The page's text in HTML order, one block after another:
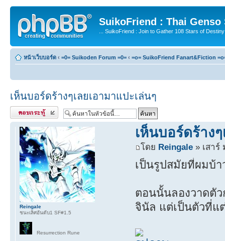
SuikoFriend : Thai Genso
... SuikoFriend : Join to Gather 108 Stars of
หน้าเว็บบอร์ด ‹ =0= Suikoden Forum =0= ‹ =o= SuikoFriend Fanart&Fiction
เห็นบอร์ดร้างๆเลยเอามาแปะเล่นๆ
ตอบกระทู้
เห็นบอร์ดร้าง
โดย Reingale » เสาร์
เป็นรูปสมัยที่ผมบ้า
ตอนนั้นลองวาดตั
จินัล แต่เป็นตัวที่แ
Reingale
ชนะเลิศอันดับ1 SF#1.5
Resurrection Rune